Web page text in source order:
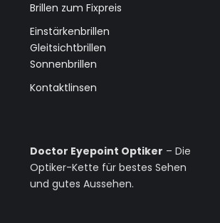
Brillen zum Fixpreis
Einstärkenbrillen
Gleitsichtbrillen
Sonnenbrillen
Kontaktlinsen
Doctor Eyepoint Optiker – Die
Optiker-Kette für bestes Sehen
und gutes Aussehen.